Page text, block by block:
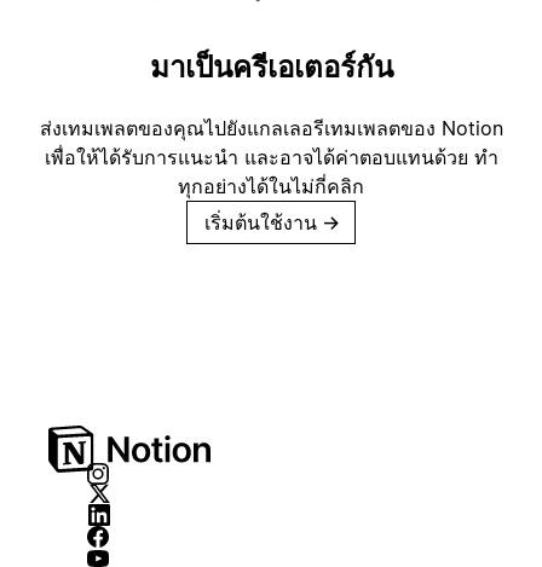
มาเป็นครีเอเตอร์กัน
ส่งเทมเพลตของคุณไปยังแกลเลอรีเทมเพลตของ Notion
เพื่อให้ได้รับการแนะนำ และอาจได้ค่าตอบแทนด้วย ทำ
ทุกอย่างได้ในไม่กี่คลิก
เริ่มต้นใช้งาน →